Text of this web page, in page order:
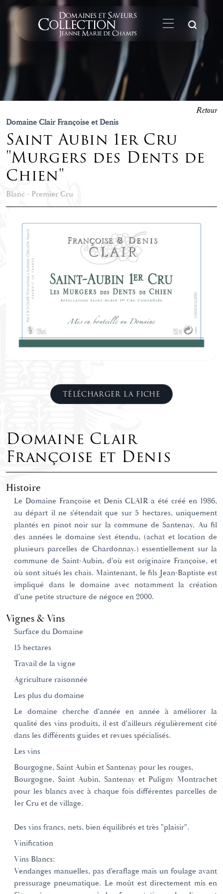
Domaine Clair Françoise et Denis
Saint Aubin 1er Cru
"Murgers des Dents de
Chien"
Blanc - Premier Cru
Retour
TÉLÉCHARGER LA FICHE
Domaine Clair
Françoise et Denis
Histoire
Le Domaine Françoise et Denis CLAIR a été créé en 1986,
au départ il ne s'étendait que sur 5 hectares, uniquement
plantés en pinot noir sur la commune de Santenay. Au fil
des années le domaine s'est étendu, (achat et location de
plusieurs parcelles de Chardonnay.) essentiellement sur la
commune de Saint-Aubin, d'où est originaire Françoise, et
où sont situés les chais. Maintenant, le fils Jean-Baptiste est
impliqué dans le domaine avec notamment la création
d'une petite structure de négoce en 2000.
Vignes & Vins
Surface du Domaine
15 hectares
Travail de la vigne
Agriculture raisonnée
Les plus du domaine
Le domaine cherche d'année en année à améliorer la
qualité des vins produits, il est d'ailleurs régulièrement cité
dans les différents guides et revues spécialisés.
Les vins
Bourgogne, Saint Aubin et Santenay pour les rouges,
Bourgogne, Saint Aubin, Santenay et Puligny Montrachet
pour les blancs avec à chaque fois différentes parcelles de
1er Cru et de village.
Des vins francs, nets, bien équilibrés et très "plaisir".
Vinification
Vins Blancs:
Vendanges manuelles, pas d'eraflage mais un foulage avant
pressurage pneumatique. Le moût est directement mis en